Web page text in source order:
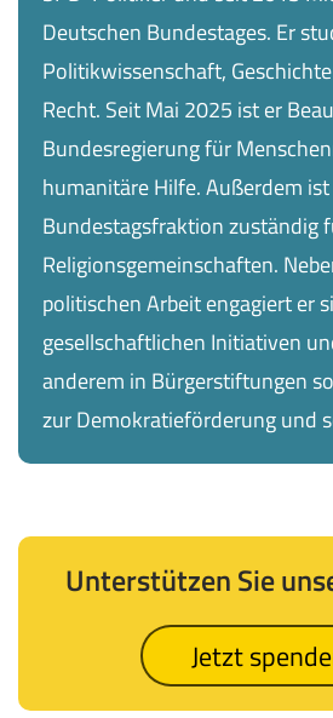
Deutschen Bundestages. Er
Politikwissenschaft,
Recht. Seit Mai 2025 ist er
Bundesregierung für
humanitäre Hilfe. Außerdem
Bundestagsfraktion zuständig
Religionsgemeinschaften.
politischen Arbeit engagiert er
gesellschaftlichen Initiativen
anderem in Bürgerstiftungen
zur Demokratieförderung und
Unterstützen Sie
Jetzt